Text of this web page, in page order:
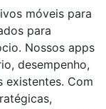
móveis para
para
Nossos apps
desempenho,
existentes. Com